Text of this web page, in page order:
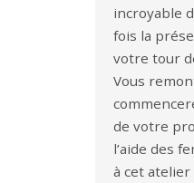
incroyable
fois la
votre tour
Vous
de votre
l’aide des
à cet